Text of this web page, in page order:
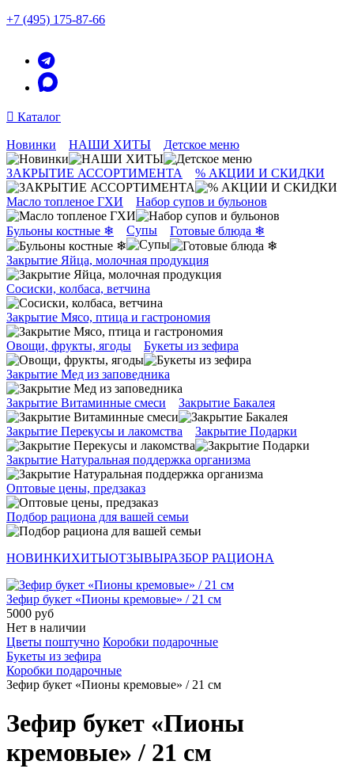
+7 (495) 175-87-66
Каталог
Новинки НАШИ ХИТЫ Детское меню
ЗАКРЫТИЕ АССОРТИМЕНТА % АКЦИИ И СКИДКИ
Масло топленое ГХИ Набор супов и бульонов
Бульоны костные ❄ Супы Готовые блюда ❄
Закрытие Яйца, молочная продукция
Сосиски, колбаса, ветчина
Закрытие Мясо, птица и гастрономия
Овощи, фрукты, ягоды Букеты из зефира
Закрытие Мед из заповедника
Закрытие Витаминные смеси Закрытие Бакалея
Закрытие Перекусы и лакомства Закрытие Подарки
Закрытие Натуральная поддержка организма
Оптовые цены, предзаказ
Подбор рациона для вашей семьи
НОВИНКИХИТЫОТЗЫВЫРАЗБОР РАЦИОНА
Зефир букет «Пионы кремовые» / 21 см
5000 руб
Нет в наличии
Цветы поштучно Коробки подарочные
Букеты из зефира
Коробки подарочные
Зефир букет «Пионы кремовые» / 21 см
Зефир букет «Пионы
кремовые» / 21 см